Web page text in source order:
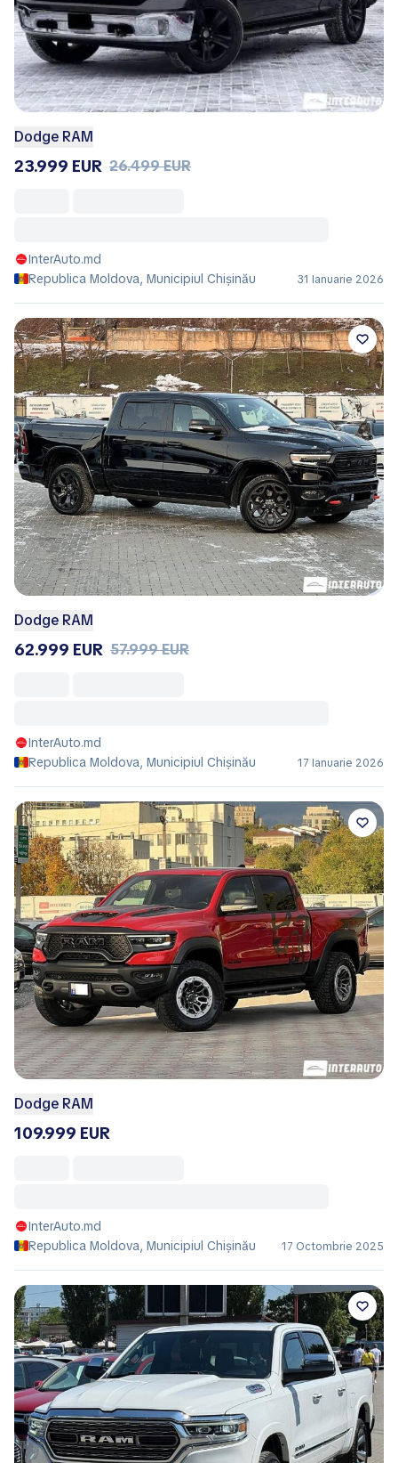
Dodge RAM
23.999 EUR 26.499 EUR
InterAuto.md
Republica Moldova, Municipiul Chișinău
31 Ianuarie 2026
Dodge RAM
62.999 EUR 57.999 EUR
InterAuto.md
Republica Moldova, Municipiul Chișinău
17 Ianuarie 2026
Dodge RAM
109.999 EUR
InterAuto.md
Republica Moldova, Municipiul Chișinău
17 Octombrie 2025